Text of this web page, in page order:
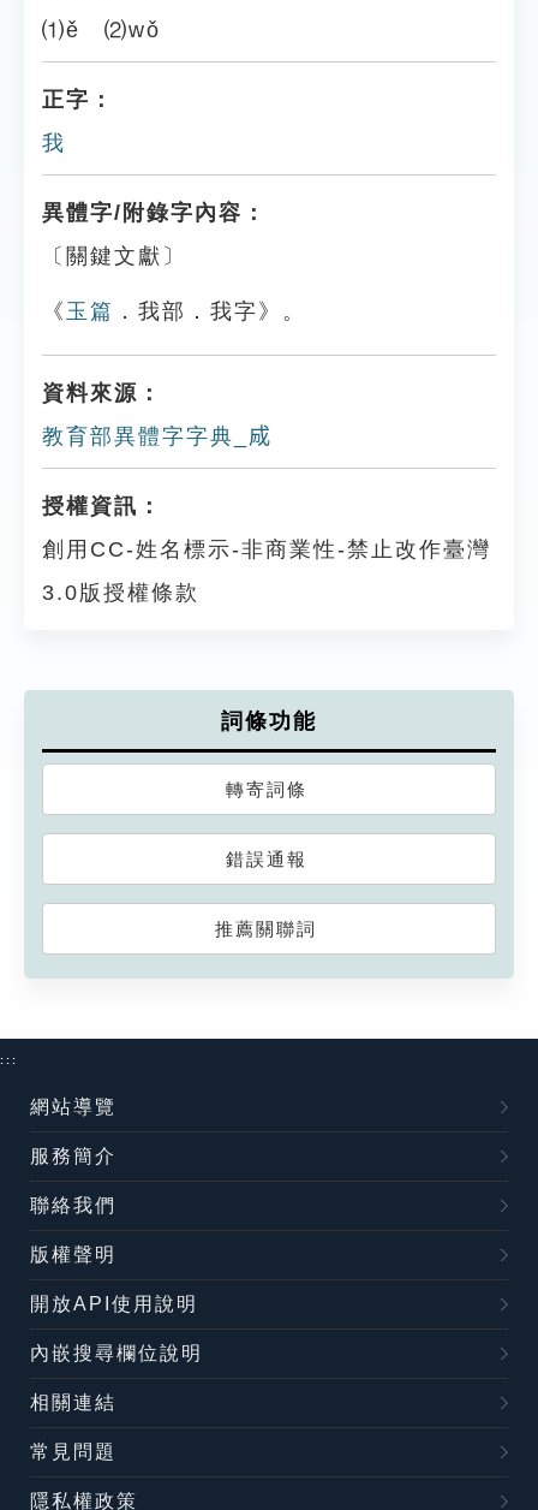
⑴ě ⑵wǒ
正字：
我
異體字/附錄字內容：
〔關鍵文獻〕
《 玉篇 ．我部．我字》。
資料來源：
教育部異體字字典_𢦓
授權資訊：
創用CC-姓名標示-非商業性-禁止改作臺灣
3.0版授權條款
詞條功能
轉寄詞條
錯誤通報
推薦關聯詞
:::
網站導覽
服務簡介
聯絡我們
版權聲明
開放API使用說明
內嵌搜尋欄位說明
相關連結
常見問題
隱私權政策